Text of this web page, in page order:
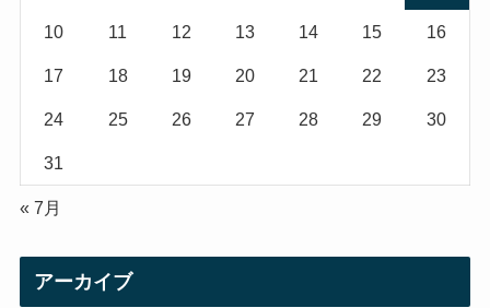
10 11 12 13 14 15 16
17 18 19 20 21 22 23
24 25 26 27 28 29 30
31
« 7月
アーカイブ